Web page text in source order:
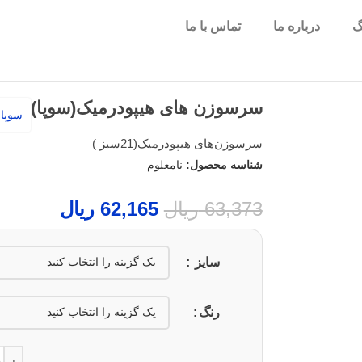
درباره ما تماس با ما
سرسوزن‌ های هیپودرمیک(سوپا) سوپا
سرسوزن‌های هیپودرمیک(21سبز )
شناسه محصول: نامعلوم
63,373 ریال 62,165 ریال
سایز
رنگ